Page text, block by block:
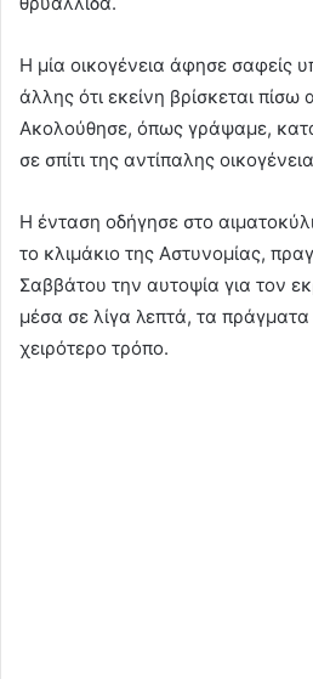
Η μία οικογένεια άφησε σαφείς
άλλης ότι εκείνη βρίσκεται πίσω
Ακολούθησε, όπως γράψαμε,
σε σπίτι της αντίπαλης
Η ένταση οδήγησε στο
το κλιμάκιο της Αστυνομίας,
Σαββάτου την αυτοψία για τον
μέσα σε λίγα λεπτά, τα
χειρότερο τρόπο.